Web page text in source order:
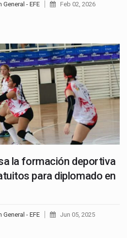
- EFE Feb 02, 2026
la formación deportiva
para diplomado en
- EFE Jun 05, 2025